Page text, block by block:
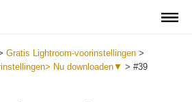
Gratis Lightroom-voorinstellingen >
Nu downloaden▼ > #39